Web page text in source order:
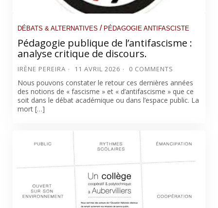
DÉBATS & ALTERNATIVES / PÉDAGOGIE ANTIFASCISTE
Pédagogie publique de l’antifascisme :
analyse critique de discours.
IRÈNE PEREIRA 11 AVRIL 2026 0 COMMENTS
Nous pouvons constater le retour ces dernières années
des notions de « fascisme » et « d’antifascisme » que ce
soit dans le débat académique ou dans l’espace public. La
mort […]